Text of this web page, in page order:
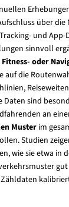
über die
und
sinnvoll
oder
auf die
Daten sind
an
Musterim
Studien
wie sie etwa in